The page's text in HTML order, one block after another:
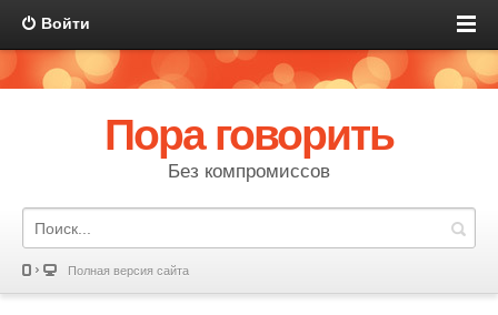
Войти
Пора говорить
Без компромиссов
Полная версия сайта